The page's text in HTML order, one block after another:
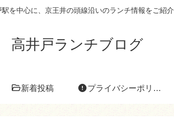
駅を中心に、京王井の頭線沿いのランチ情報をご紹介
高井戸ランチブログ
新着投稿 プライバシーポリシー